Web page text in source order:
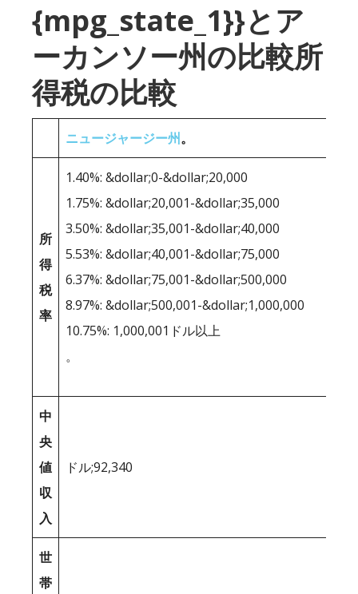
{mpg_state_1}}とア
ーカンソー州の比較所
得税の比較
ニュージャージー州。
所
得
税
率
1.40%: &dollar;0-&dollar;20,000
1.75%: &dollar;20,001-&dollar;35,000
3.50%: &dollar;35,001-&dollar;40,000
5.53%: &dollar;40,001-&dollar;75,000
6.37%: &dollar;75,001-&dollar;500,000
8.97%: &dollar;500,001-&dollar;1,000,000
10.75%: 1,000,001ドル以上
。
中
央
値
収
入
ドル;92,340
世
帯